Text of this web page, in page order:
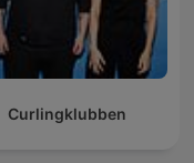
Curlingklubben